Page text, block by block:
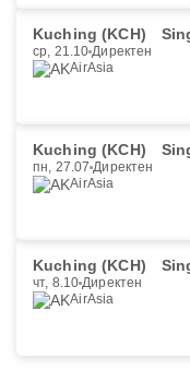
Kuching (KCH)
ср, 21.10 Директен
AirAsia
Kuching (KCH)
пн, 27.07 Директен
AirAsia
Kuching (KCH)
чт, 8.10 Директен
AirAsia